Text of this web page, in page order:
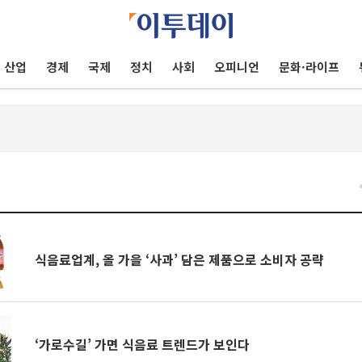
산업 경제 국제 정치 사회 오피니언 문화·라이프
식음료업계, 올 가을 ‘사과’ 담은 제품으로 소비자 공략
‘가로수길’ 가면 식음료 트렌드가 보인다